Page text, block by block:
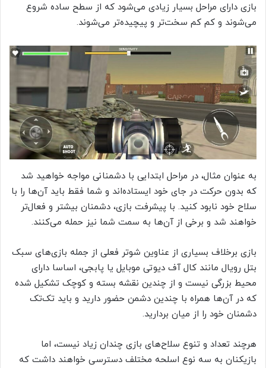
بازی دارای مراحل بسیار زیادی می‌شود که از سطح ساده شروع
می‌شوند و کم کم سخت‌تر و پیچیده‌تر می‌شوند.
به عنوان مثال، در مراحل ابتدایی با دشمنانی مواجه خواهید شد
که بدون حرکت در جای خود ایستاده‌اند و شما فقط باید آن‌ها را با
سلاح خود نابود کنید. با پیشرفت بازی، دشمنان بیشتر و فعال‌تر
خواهند شد و برخی از آن‌ها به سمت شما نیز حمله می‌کنند.
بازی برخلاف بسیاری از عناوین شوتر فعلی از جمله بازی‌های سبک
بتل رویال مانند کال آف دیوتی موبایل یا پابجی، اساسا دارای
محیط بزرگی نیست و از چندین نقشه بسته و کوچک تشکیل شده
که در آن‌ها همراه با چندین دشمن حضور دارید و باید تک‌تک
دشمنان خود را از میان بردارید.
هرچند تعداد و تنوع سلاح‌های بازی چندان زیاد نیست، اما
بازیکنان به سه نوع اسلحه مختلف دسترسی خواهند داشت که